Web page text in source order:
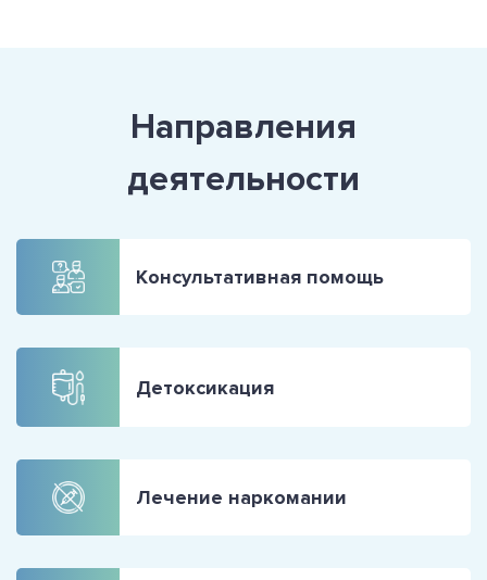
Направления
деятельности
Консультативная помощь
Детоксикация
Лечение наркомании